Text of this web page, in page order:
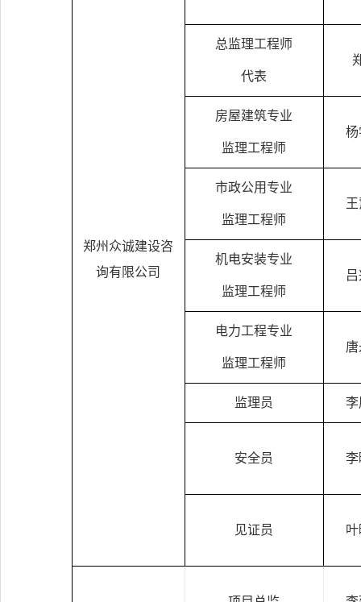
郑州众诚建设咨
询有限公司
总监理工程师
代表
房屋建筑专业
监理工程师
杨
市政公用专业
监理工程师
机电安装专业
监理工程师
电力工程专业
监理工程师
监理员 李
安全员 李
见证员